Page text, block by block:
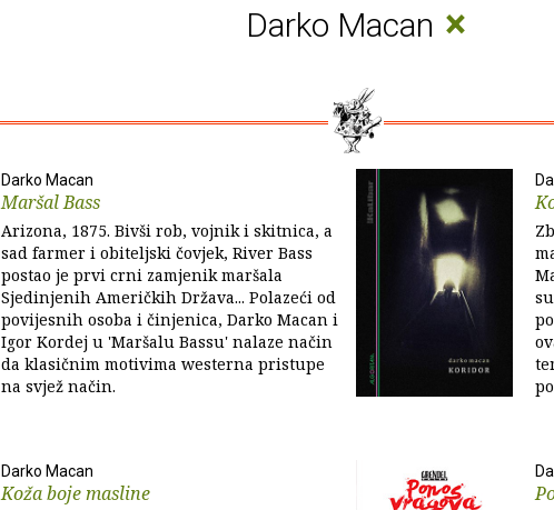
Darko Macan ×
Darko Macan
Maršal Bass
Arizona, 1875. Bivši rob, vojnik i skitnica, a
sad farmer i obiteljski čovjek, River Bass
postao je prvi crni zamjenik maršala
Sjedinjenih Američkih Država... Polazeći od
povijesnih osoba i činjenica, Darko Macan i
Igor Kordej u 'Maršalu Bassu' nalaze način
da klasičnim motivima westerna pristupe
na svjež način.
Darko Macan
Koža boje masline